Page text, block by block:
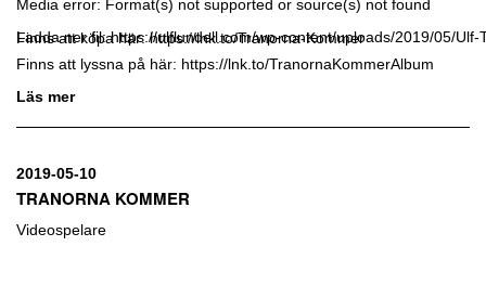
Media error: Format(s) not supported or source(s) not found
Ladda ner fil: https://ulflundell.com/wp-content/uploads/2019/05/
00:00
Finns att köpa här:https://lnk.to/Tranorna-Kommer
Finns att lyssna på här: https://lnk.to/TranornaKommerAlbum
Läs mer
2019-05-10
TRANORNA KOMMER
Videospelare